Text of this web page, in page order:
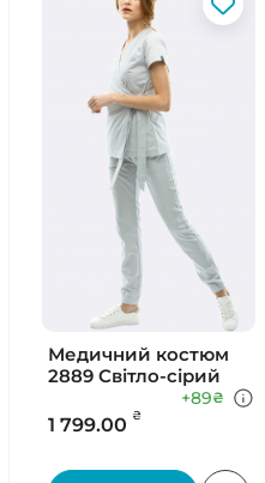
Медичний костюм
2889 Світло-сірий
1 799.00 ₴
+89₴